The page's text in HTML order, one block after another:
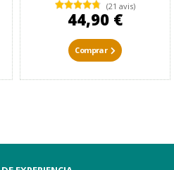
(21 avis)
44,90 €
Comprar